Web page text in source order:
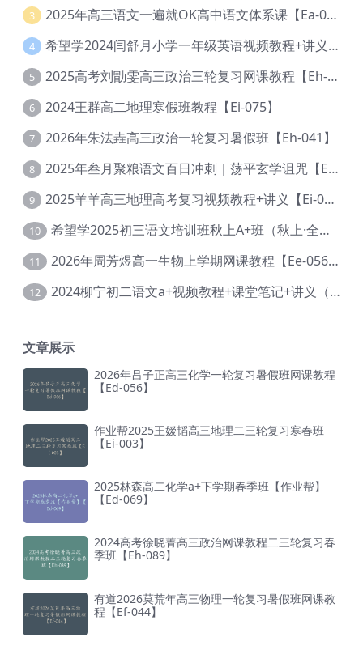
3 2025年高三语文一遍就OK高中语文体系课【Ea-028】
4 希望学2024闫舒月小学一年级英语视频教程+讲义【Cc-004】
5 2025高考刘勖雯高三政治三轮复习网课教程【Eh-061】
6 2024王群高二地理寒假班教程【Ei-075】
7 2026年朱法垚高三政治一轮复习暑假班【Eh-041】
8 2025年叁月聚粮语文百日冲刺｜荡平玄学诅咒【Ea-001】
9 2025羊羊高三地理高考复习视频教程+讲义【Ei-051】
10 希望学2025初三语文培训班秋上A+班（秋上·全国版·A+）【Da-031】
11 2026年周芳煜高一生物上学期网课教程【Ee-056】
12 2024柳宁初二语文a+视频教程+课堂笔记+讲义（暑假班+秋季班）【Da-003】
文章展示
2026年吕子正高三化学一轮复习暑假班网课教程
【Ed-056】
作业帮2025王嫒韬高三地理二三轮复习寒春班
【Ei-003】
2025林森高二化学a+下学期春季班【作业帮】
【Ed-069】
2024高考徐晓菁高三政治网课教程二三轮复习春
季班【Eh-089】
有道2026莫荒年高三物理一轮复习暑假班网课教
程【Ef-044】